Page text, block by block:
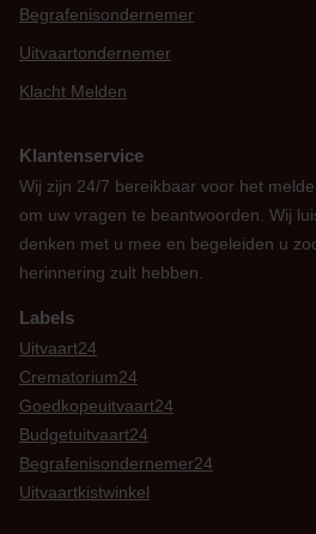
Begrafenisondernemer
Uitvaartondernemer
Klacht Melden
Klantenservice
Wij zijn 24/7 bereikbaar voor het
om uw vragen te beantwoorden. Wij
denken met u mee en begeleiden u
herinnering zult hebben.
Labels
Uitvaart24
Crematorium24
Goedkopeuitvaart24
Budgetuitvaart24
Begrafenisondernemer24
Uitvaartkistwinkel